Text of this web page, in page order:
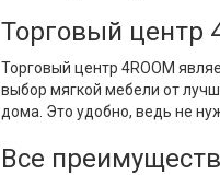
Торговый центр
Торговый центр 4ROOM
выбор мягкой мебели от
дома. Это удобно, ведь не
Все